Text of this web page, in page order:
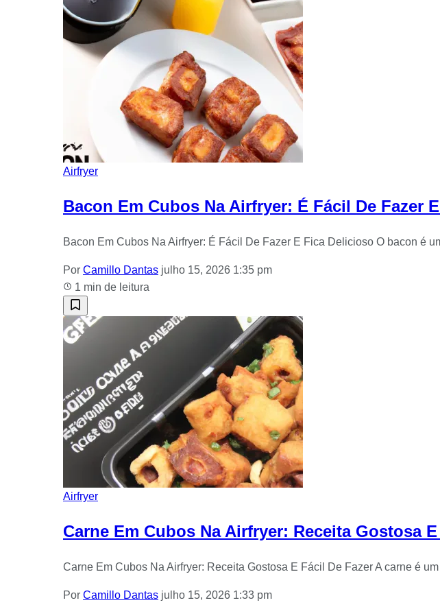
Airfryer
Bacon Em Cubos Na Airfryer: É Fácil De Fazer
Bacon Em Cubos Na Airfryer: É Fácil De Fazer E Fica Delicioso O bacon é
Por Camillo Dantas julho 15, 2026 1:35 pm
1 min de leitura
Airfryer
Carne Em Cubos Na Airfryer: Receita Gostosa
Carne Em Cubos Na Airfryer: Receita Gostosa E Fácil De Fazer A carne é
Por Camillo Dantas julho 15, 2026 1:33 pm